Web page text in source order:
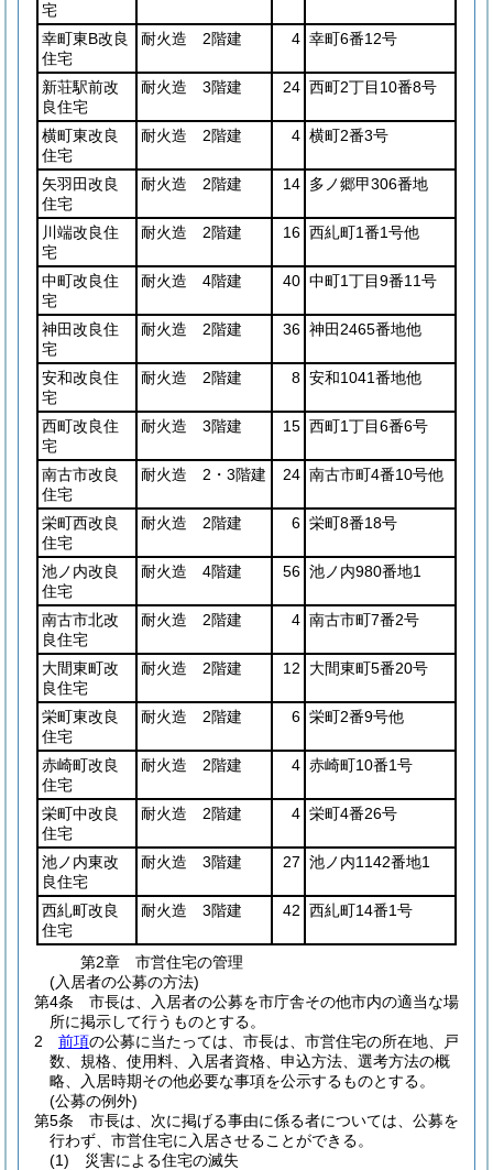
宅
幸町東B改良
住宅
耐火造 2階建 4 幸町6番12号
新荘駅前改
良住宅
耐火造 3階建 24 西町2丁目10番8号
横町東改良
住宅
耐火造 2階建 4 横町2番3号
矢羽田改良
住宅
耐火造 2階建 14 多ノ郷甲306番地
川端改良住
宅
耐火造 2階建 16 西糺町1番1号他
中町改良住
宅
耐火造 4階建 40 中町1丁目9番11号
神田改良住
宅
耐火造 2階建 36 神田2465番地他
安和改良住
宅
耐火造 2階建 8 安和1041番地他
西町改良住
宅
耐火造 3階建 15 西町1丁目6番6号
南古市改良
住宅
耐火造 2・3階建 24 南古市町4番10号他
栄町西改良
住宅
耐火造 2階建 6 栄町8番18号
池ノ内改良
住宅
耐火造 4階建 56 池ノ内980番地1
南古市北改
良住宅
耐火造 2階建 4 南古市町7番2号
大間東町改
良住宅
耐火造 2階建 12 大間東町5番20号
栄町東改良
住宅
耐火造 2階建 6 栄町2番9号他
赤崎町改良
住宅
耐火造 2階建 4 赤崎町10番1号
栄町中改良
住宅
耐火造 2階建 4 栄町4番26号
池ノ内東改
良住宅
耐火造 3階建 27 池ノ内1142番地1
西糺町改良
住宅
耐火造 3階建 42 西糺町14番1号
第2章
市営住宅の管理
(入居者の公募の方法)
第4条
市長は、入居者の公募を市庁舎その他市内の適当な場
所に掲示して行うものとする。
2
前項の公募に当たっては、市長は、市営住宅の所在地、戸
数、規格、使用料、入居者資格、申込方法、選考方法の概
略、入居時期その他必要な事項を公示するものとする。
(公募の例外)
第5条
市長は、次に掲げる事由に係る者については、公募を
行わず、市営住宅に入居させることができる。
(1)
災害による住宅の滅失